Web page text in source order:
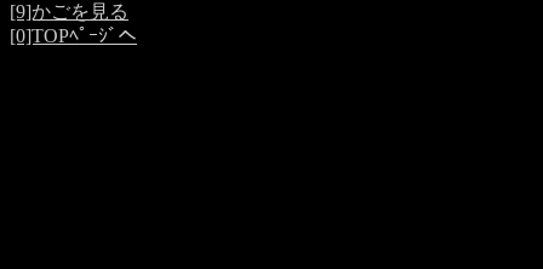
[9]かごを見る
[0]TOPﾍﾟｰｼﾞへ